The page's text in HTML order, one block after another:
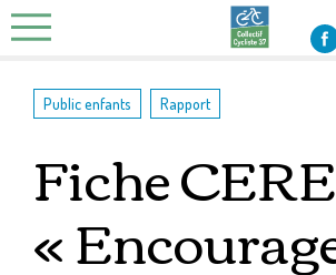
Skip
to
Public enfants Rapport
Fiche
«